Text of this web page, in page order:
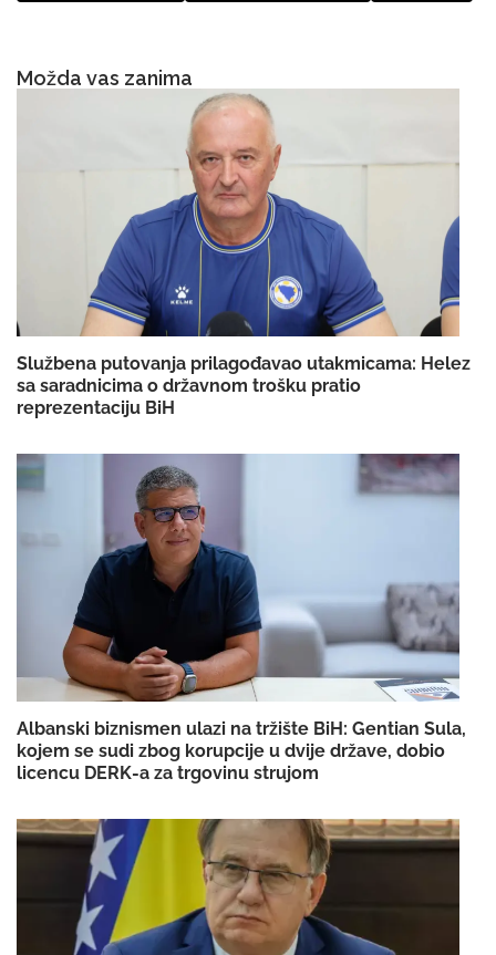
Možda vas zanima
Službena putovanja prilagođavao utakmicama: Helez
sa saradnicima o državnom trošku pratio
reprezentaciju BiH
Albanski biznismen ulazi na tržište BiH: Gentian Sula,
kojem se sudi zbog korupcije u dvije države, dobio
licencu DERK-a za trgovinu strujom